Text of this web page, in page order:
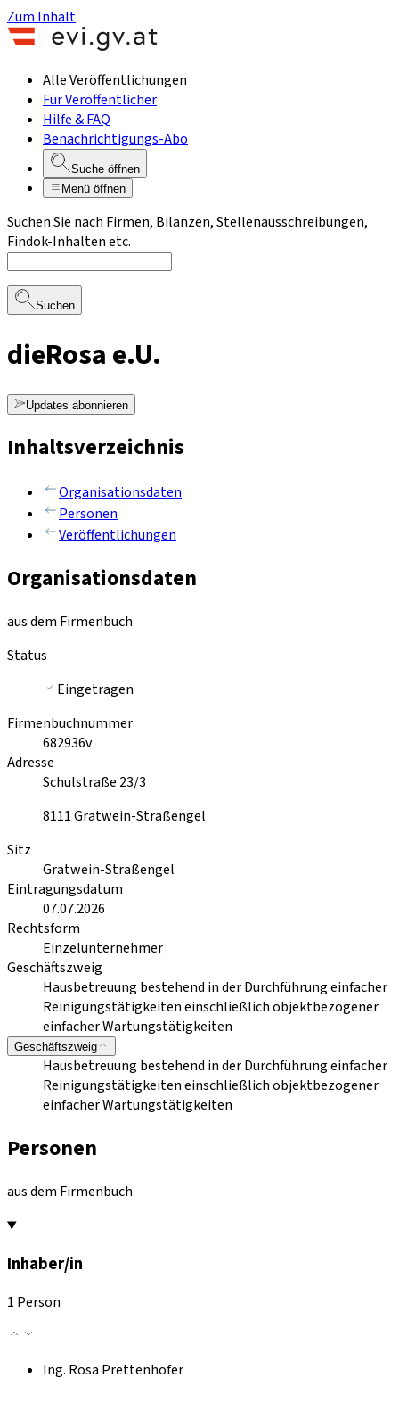
Zum Inhalt
Alle Veröffentlichungen
Für Veröffentlicher
Hilfe & FAQ
Benachrichtigungs-Abo
Suche öffnen
Menü öffnen
Suchen Sie nach Firmen, Bilanzen, Stellenausschreibungen,
Findok-Inhalten etc.
Suchen
dieRosa e.U.
Updates abonnieren
Inhaltsverzeichnis
Organisationsdaten
Personen
Veröffentlichungen
Organisationsdaten
aus dem Firmenbuch
Status
Eingetragen
Firmenbuchnummer
682936v
Adresse
Schulstraße 23/3
8111Gratwein-Straßengel
Sitz
Gratwein-Straßengel
Eintragungsdatum
07.07.2026
Rechtsform
Einzelunternehmer
Geschäftszweig
Hausbetreuung bestehend in der Durchführung einfacher
Reinigungstätigkeiten einschließlich objektbezogener
einfacher Wartungstätigkeiten
Geschäftszweig
Hausbetreuung bestehend in der Durchführung einfacher
Reinigungstätigkeiten einschließlich objektbezogener
einfacher Wartungstätigkeiten
Personen
aus dem Firmenbuch
Inhaber/in
1 Person
Ing. Rosa Prettenhofer